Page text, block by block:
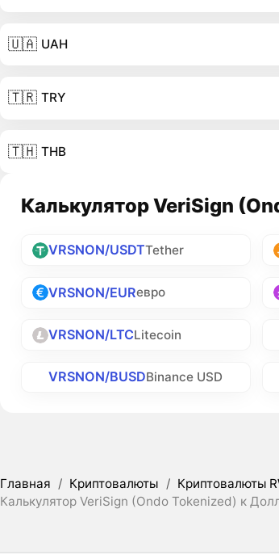
🇺🇦 UAH
🇹🇷 TRY
🇹🇭 THB
Калькулятор VeriSign
VRSNON/USDTTether
VRSNON/EURевро
VRSNON/LTCLitecoin
VRSNON/BUSDBinance USD
Главная / Криптовалюты / Криптовалюты
Калькулятор VeriSign (Ondo Tokenized) к